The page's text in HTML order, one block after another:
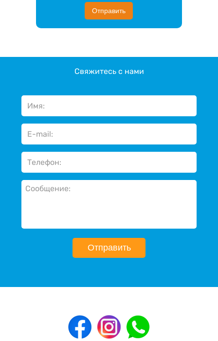
Отправить
Свяжитесь с нами
Отправить